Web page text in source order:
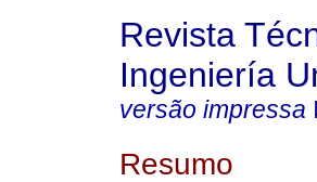
Revista
Ingeniería
versão impressa
Resumo